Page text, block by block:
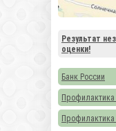
Результат
оценки!
Банк России
Профилактика